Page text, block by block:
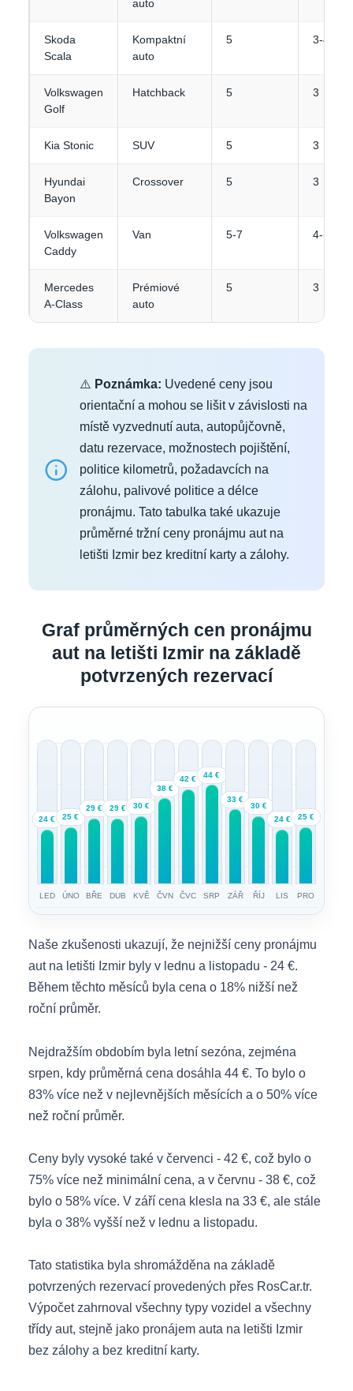
auto
Skoda
Scala
Kompaktní
auto
5 3-4
Volkswagen
Golf
Hatchback 5 3
Kia Stonic SUV 5 3
Hyundai
Bayon
Crossover 5 3
Volkswagen
Caddy
Van 5-7 4-5
Mercedes
A-Class
Prémiové
auto
5 3
⚠️ Poznámka: Uvedené ceny jsou
orientační a mohou se lišit v závislosti na
místě vyzvednutí auta, autopůjčovně,
datu rezervace, možnostech pojištění,
politice kilometrů, požadavcích na
zálohu, palivové politice a délce
pronájmu. Tato tabulka také ukazuje
průměrné tržní ceny pronájmu aut na
letišti Izmir bez kreditní karty a zálohy.
Graf průměrných cen pronájmu
aut na letišti Izmir na základě
potvrzených rezervací
24 €
LED
25 €
ÚNO
29 €
BŘE
29 €
DUB
30 €
KVĚ
38 €
ČVN
42 €
ČVC
44 €
SRP
33 €
ZÁŘ
30 €
ŘÍJ
24 €
LIS
25 €
PRO
Naše zkušenosti ukazují, že nejnižší ceny pronájmu
aut na letišti Izmir byly v lednu a listopadu - 24 €.
Během těchto měsíců byla cena o 18% nižší než
roční průměr.
Nejdražším obdobím byla letní sezóna, zejména
srpen, kdy průměrná cena dosáhla 44 €. To bylo o
83% více než v nejlevnějších měsících a o 50% více
než roční průměr.
Ceny byly vysoké také v červenci - 42 €, což bylo o
75% více než minimální cena, a v červnu - 38 €, což
bylo o 58% více. V září cena klesla na 33 €, ale stále
byla o 38% vyšší než v lednu a listopadu.
Tato statistika byla shromážděna na základě
potvrzených rezervací provedených přes RosCar.tr.
Výpočet zahrnoval všechny typy vozidel a všechny
třídy aut, stejně jako pronájem auta na letišti Izmir
bez zálohy a bez kreditní karty.